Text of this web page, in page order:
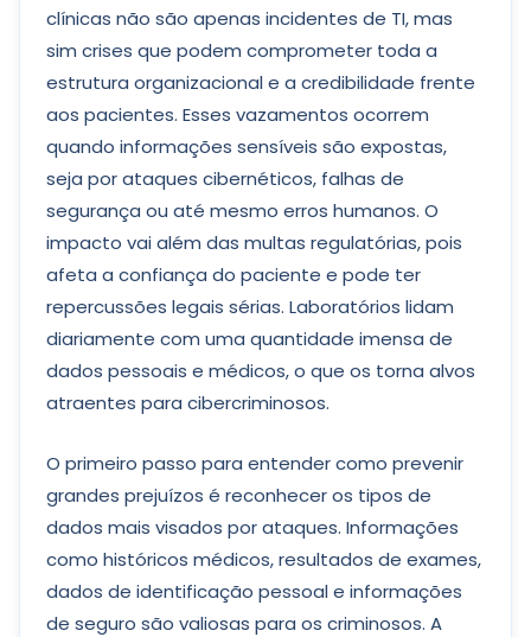
clínicas não são apenas incidentes de TI, mas
sim crises que podem comprometer toda a
estrutura organizacional e a credibilidade frente
aos pacientes. Esses vazamentos ocorrem
quando informações sensíveis são expostas,
seja por ataques cibernéticos, falhas de
segurança ou até mesmo erros humanos. O
impacto vai além das multas regulatórias, pois
afeta a confiança do paciente e pode ter
repercussões legais sérias. Laboratórios lidam
diariamente com uma quantidade imensa de
dados pessoais e médicos, o que os torna alvos
atraentes para cibercriminosos.
O primeiro passo para entender como prevenir
grandes prejuízos é reconhecer os tipos de
dados mais visados por ataques. Informações
como históricos médicos, resultados de exames,
dados de identificação pessoal e informações
de seguro são valiosas para os criminosos. A